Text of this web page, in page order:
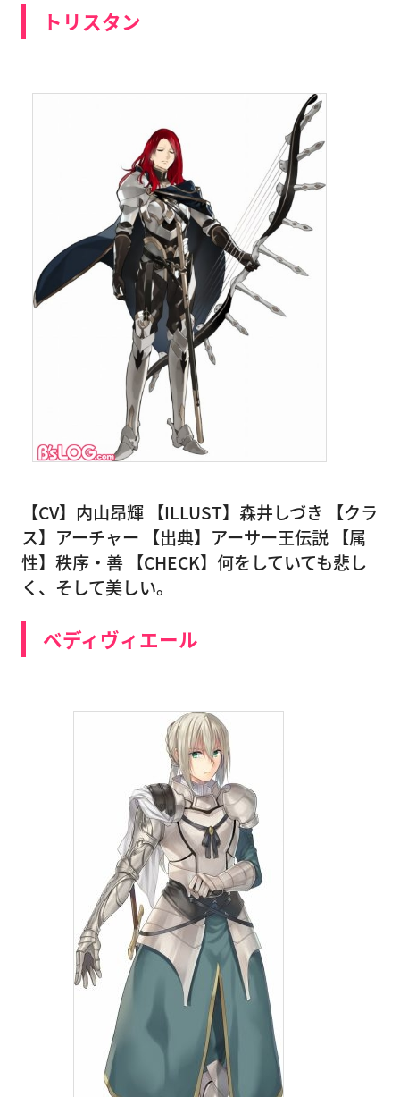
トリスタン
【CV】内山昂輝 【ILLUST】森井しづき 【クラ
ス】アーチャー 【出典】アーサー王伝説 【属
性】秩序・善 【CHECK】何をしていても悲し
く、そして美しい。
ベディヴィエール